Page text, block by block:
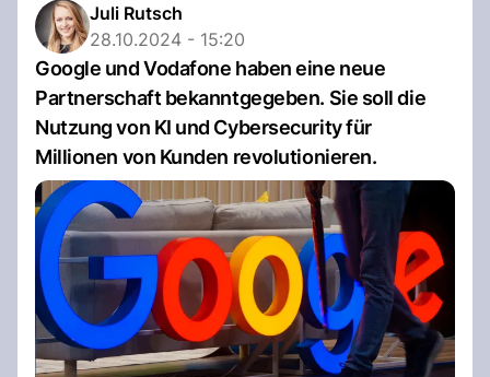
Juli Rutsch
28.10.2024 - 15:20
Google und Vodafone haben eine neue
Partnerschaft bekanntgegeben. Sie soll die
Nutzung von KI und Cybersecurity für
Millionen von Kunden revolutionieren.